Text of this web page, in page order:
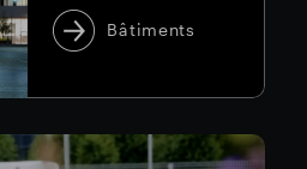
Bâtiments